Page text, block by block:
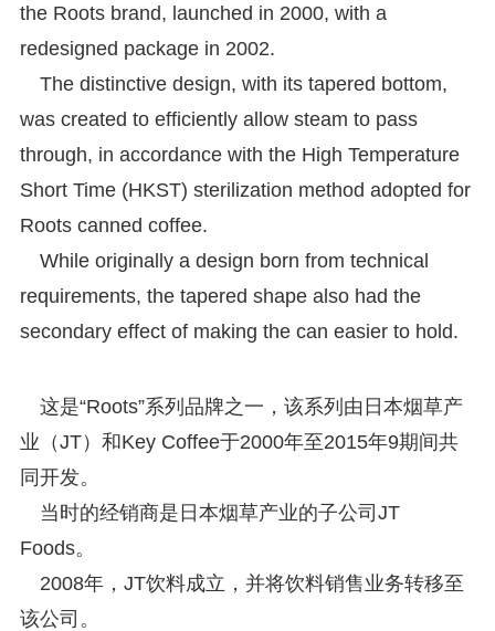
the Roots brand, launched in 2000, with a
redesigned package in 2002.
The distinctive design, with its tapered bottom,
was created to efficiently allow steam to pass
through, in accordance with the High Temperature
Short Time (HKST) sterilization method adopted for
Roots canned coffee.
While originally a design born from technical
requirements, the tapered shape also had the
secondary effect of making the can easier to hold.
这是“Roots”系列品牌之一，该系列由日本烟草产
业（JT）和Key Coffee于2000年至2015年9期间共
同开发。
当时的经销商是日本烟草产业的子公司JT
Foods。
2008年，JT饮料成立，并将饮料销售业务转移至
该公司。